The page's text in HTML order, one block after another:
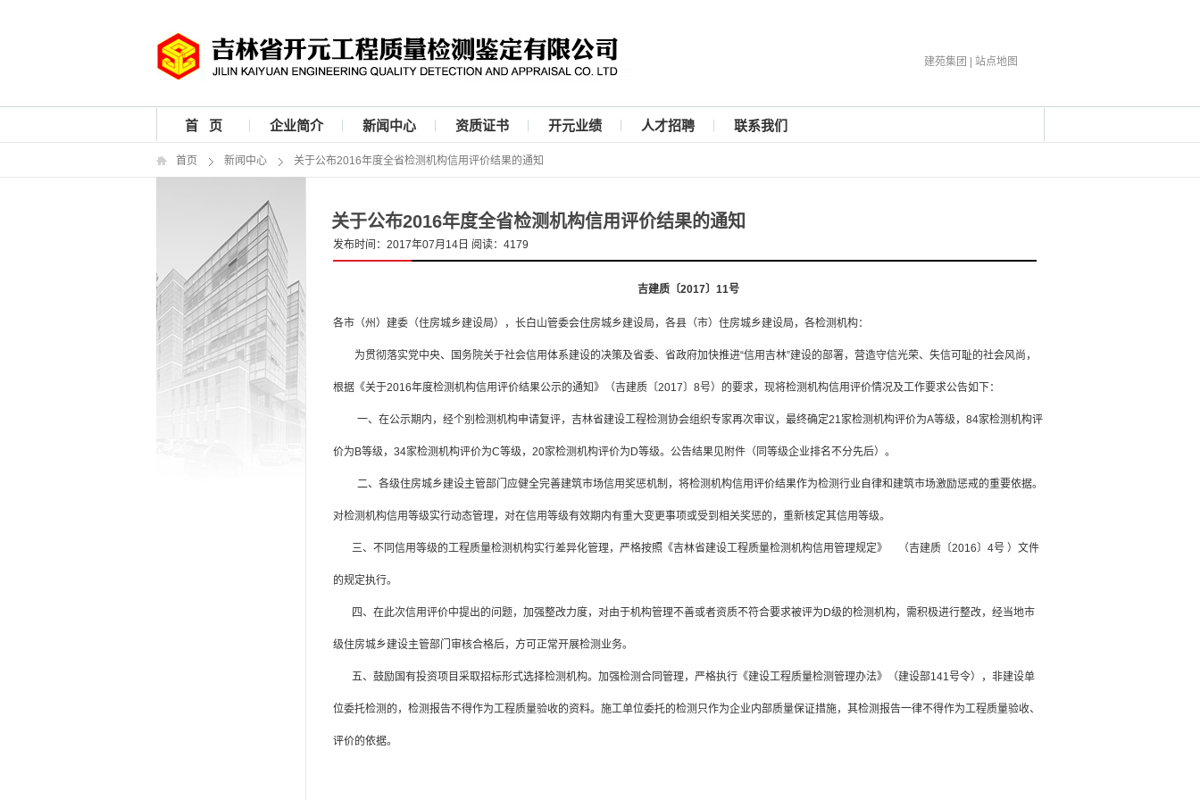
建苑集团 | 站点地图
首 页 企业简介 新闻中心 资质证书 开元业绩 人才招聘 联系我们
首页 新闻中心 关于公布2016年度全省检测机构信用评价结果的通知
关于公布2016年度全省检测机构信用评价结果的通知
发布时间：2017年07月14日 阅读：4179
吉建质〔2017〕11号
各市（州）建委（住房城乡建设局），长白山管委会住房城乡建设局，各县（市）住房城乡建设局，各检测机构：
为贯彻落实党中央、国务院关于社会信用体系建设的决策及省委、省政府加快推进“信用吉林”建设的部署，营造守信光荣、失信可耻的社会风尚，
根据《关于2016年度检测机构信用评价结果公示的通知》（吉建质〔2017〕8号）的要求，现将检测机构信用评价情况及工作要求公告如下：
一、在公示期内，经个别检测机构申请复评，吉林省建设工程检测协会组织专家再次审议，最终确定21家检测机构评价为A等级，84家检测机构评
价为B等级，34家检测机构评价为C等级，20家检测机构评价为D等级。公告结果见附件（同等级企业排名不分先后）。
二、各级住房城乡建设主管部门应健全完善建筑市场信用奖惩机制，将检测机构信用评价结果作为检测行业自律和建筑市场激励惩戒的重要依据。
对检测机构信用等级实行动态管理，对在信用等级有效期内有重大变更事项或受到相关奖惩的，重新核定其信用等级。
三、不同信用等级的工程质量检测机构实行差异化管理，严格按照《吉林省建设工程质量检测机构信用管理规定》 （吉建质〔2016〕4号 ）文件
的规定执行。
四、在此次信用评价中提出的问题，加强整改力度，对由于机构管理不善或者资质不符合要求被评为D级的检测机构，需积极进行整改，经当地市
级住房城乡建设主管部门审核合格后，方可正常开展检测业务。
五、鼓励国有投资项目采取招标形式选择检测机构。加强检测合同管理，严格执行《建设工程质量检测管理办法》（建设部141号令），非建设单
位委托检测的，检测报告不得作为工程质量验收的资料。施工单位委托的检测只作为企业内部质量保证措施，其检测报告一律不得作为工程质量验收、
评价的依据。